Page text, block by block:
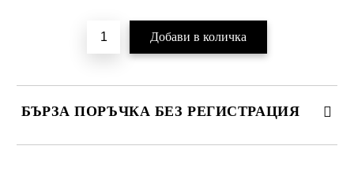
БЪРЗА ПОРЪЧКА БЕЗ РЕГИСТРАЦИЯ